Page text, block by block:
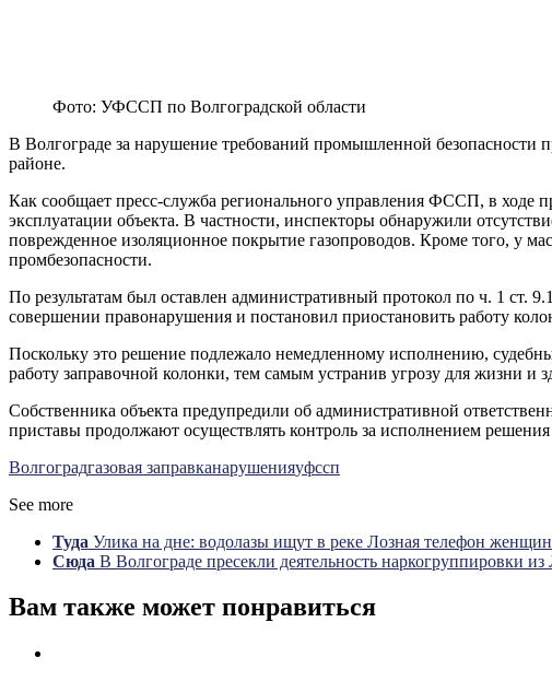
Фото: УФССП по Волгоградской области
В Волгограде за нарушение требований промышленной
районе.
Как сообщает пресс-служба регионального управления ФССП, в
эксплуатации объекта. В частности, инспекторы обнаружили
поврежденное изоляционное покрытие газопроводов. Кроме того, у
промбезопасности.
По результатам был оставлен административный протокол по ч. 1
совершении правонарушения и постановил приостановить работу
Поскольку это решение подлежало немедленному исполнению,
работу заправочной колонки, тем самым устранив угрозу для жизни и
Собственника объекта предупредили об административной
приставы продолжают осуществлять контроль за исполнением решения
Волгоградгазовая заправканарушенияуфссп
See more
Туда Улика на дне: водолазы ищут в реке Лозная телефон
Сюда В Волгограде пресекли деятельность наркогруппировки
Вам также может понравиться